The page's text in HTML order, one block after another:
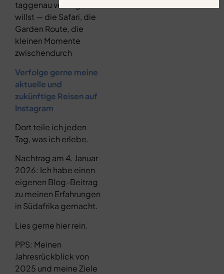
taggenau verfolgen
willst — die Safari, die
Garden Route, die
kleinen Momente
zwischendurch
Verfolge gerne meine
aktuelle und
zukünftige Reisen auf
Instagram
Dort teile ich jeden
Tag, was ich erlebe.
Nachtrag am 4. Januar
2026: Ich habe einen
eigenen Blog-Beitrag
zu meinen Erfahrungen
in Südafrika gemacht.
Lies gerne hier rein.
PPS: Meinen
Jahresrückblick von
2025 und meine Ziele